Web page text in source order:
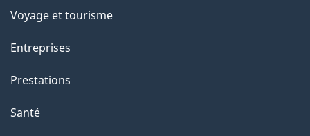
t
t
p
a
Voyage et tourisme
Entreprises
Prestations
Santé